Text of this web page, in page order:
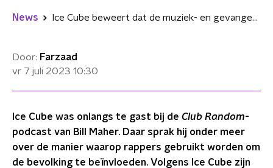
News Ice Cube beweert dat de muziek- en gevangenisindustrie samenwerken
Door: Farzaad
vr 7 juli 2023 10:30
Ice Cube was onlangs te gast bij de Club Random-
podcast van Bill Maher. Daar sprak hij onder meer
over de manier waarop rappers gebruikt worden om
de bevolking te beïnvloeden. Volgens Ice Cube zijn